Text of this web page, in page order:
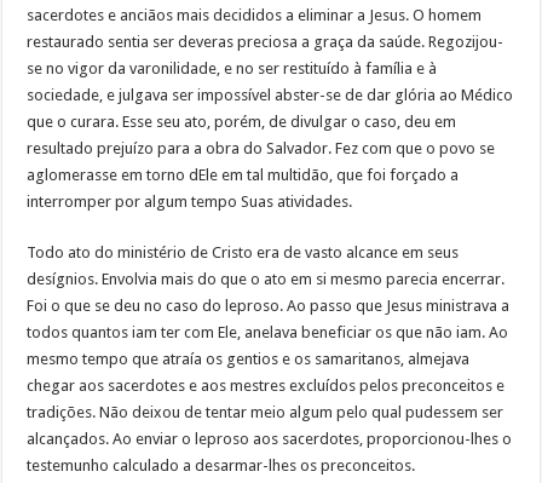
sacerdotes e anciãos mais decididos a eliminar a Jesus. O homem
restaurado sentia ser deveras preciosa a graça da saúde. Regozijou-
se no vigor da varonilidade, e no ser restituído à família e à
sociedade, e julgava ser impossível abster-se de dar glória ao Médico
que o curara. Esse seu ato, porém, de divulgar o caso, deu em
resultado prejuízo para a obra do Salvador. Fez com que o povo se
aglomerasse em torno dEle em tal multidão, que foi forçado a
interromper por algum tempo Suas atividades.
Todo ato do ministério de Cristo era de vasto alcance em seus
desígnios. Envolvia mais do que o ato em si mesmo parecia encerrar.
Foi o que se deu no caso do leproso. Ao passo que Jesus ministrava a
todos quantos iam ter com Ele, anelava beneficiar os que não iam. Ao
mesmo tempo que atraía os gentios e os samaritanos, almejava
chegar aos sacerdotes e aos mestres excluídos pelos preconceitos e
tradições. Não deixou de tentar meio algum pelo qual pudessem ser
alcançados. Ao enviar o leproso aos sacerdotes, proporcionou-lhes o
testemunho calculado a desarmar-lhes os preconceitos.